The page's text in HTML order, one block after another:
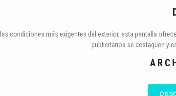
condiciones más exigentes del exterior, esta pantalla
publicitarios se destaquen y